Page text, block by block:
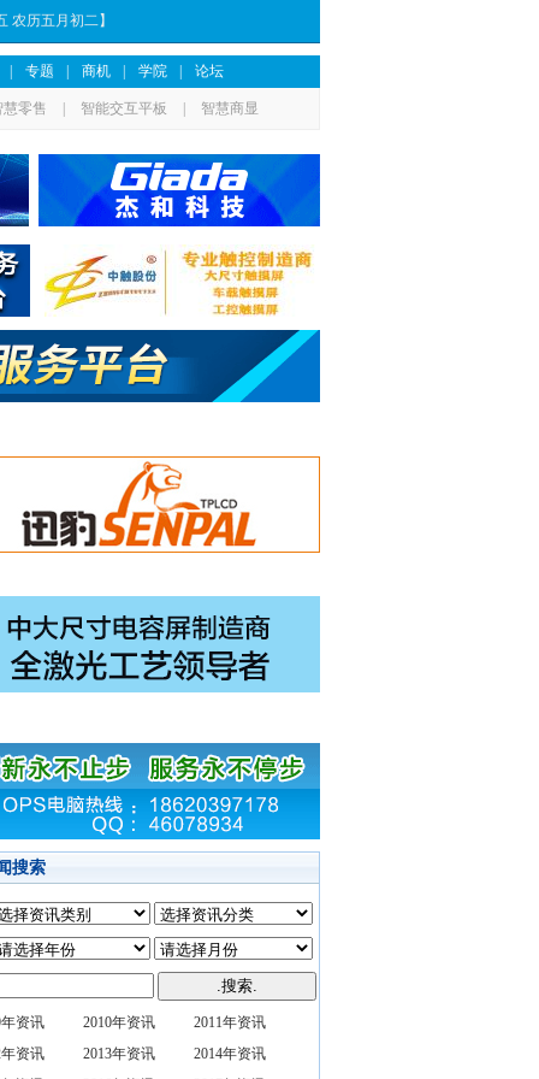
农历五月初二】
专题 商机 学院 论坛
慧零售 智能交互平板 智慧商显
搜索
年资讯 2010年资讯
2011年资讯
年资讯
2013年资讯
2014年资讯